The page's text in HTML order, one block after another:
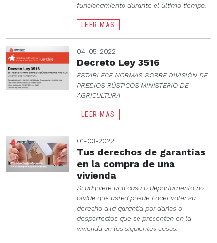
funcionamiento durante el último tiempo.
LEER MÁS
04-05-2022
Decreto Ley 3516
ESTABLECE NORMAS SOBRE DIVISIÓN DE
PREDIOS RÚSTICOS MINISTERIO DE
AGRICULTURA
LEER MÁS
01-03-2022
Tus derechos de garantías
en la compra de una
vivienda
Si adquiere una casa o departamento no
olvide que usted puede hacer valer su
derecho a la garantía por daños o
desperfectos que se presenten en la
vivienda en los siguientes casos: